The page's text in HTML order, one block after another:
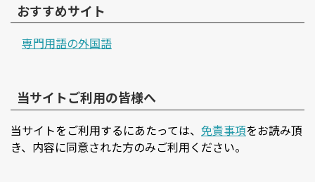
おすすめサイト
専門用語の外国語
当サイトご利用の皆様へ
当サイトをご利用するにあたっては、 免責事項をお読み頂
き、内容に同意された方のみご利用ください。